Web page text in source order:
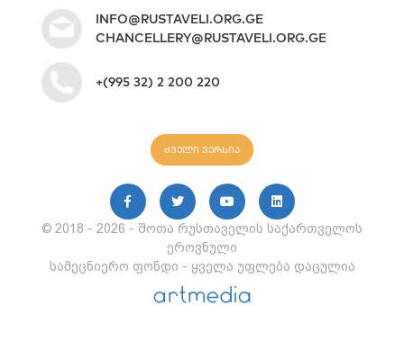
© 2018 - 2026 - შოთა რუსთაველის საქართველოს
ეროვნული
სამეცნიერო ფონდი - ყველა უფლება დაცულია
INFO@RUSTAVELI.ORG.GE
CHANCELLERY@RUSTAVELI.ORG.GE
+(995 32) 2 200 220
ძველი ვერსია